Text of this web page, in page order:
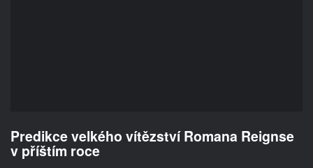
Predikce velkého vítězství Romana Reignse
v příštím roce